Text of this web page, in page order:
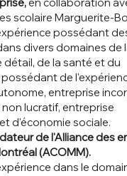
scolaire Marguerite-
possédant
divers domaines de
détail, de la santé et du
de
entreprise
lucratif, entreprise
d'économie sociale.
de l'Alliance des
(ACOMM).
dans le